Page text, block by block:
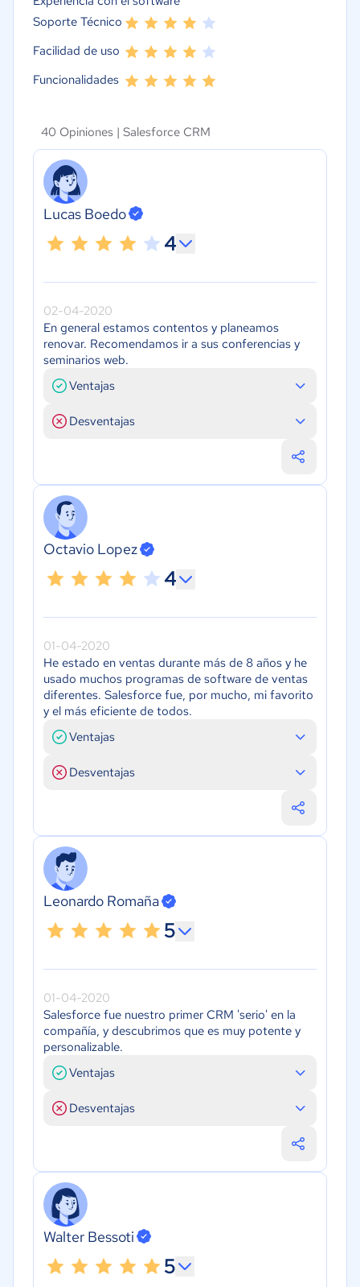
Soporte Técnico
Facilidad de uso
Funcionalidades
40 Opiniones | Salesforce CRM
Lucas Boedo
4
02-04-2020
En general estamos contentos y planeamos
renovar. Recomendamos ir a sus conferencias y
seminarios web.
Ventajas
Desventajas
Octavio Lopez
4
01-04-2020
He estado en ventas durante más de 8 años y he
usado muchos programas de software de ventas
diferentes. Salesforce fue, por mucho, mi favorito
y el más eficiente de todos.
Ventajas
Desventajas
Leonardo Romaña
5
01-04-2020
Salesforce fue nuestro primer CRM 'serio' en la
compañía, y descubrimos que es muy potente y
personalizable.
Ventajas
Desventajas
Walter Bessoti
5